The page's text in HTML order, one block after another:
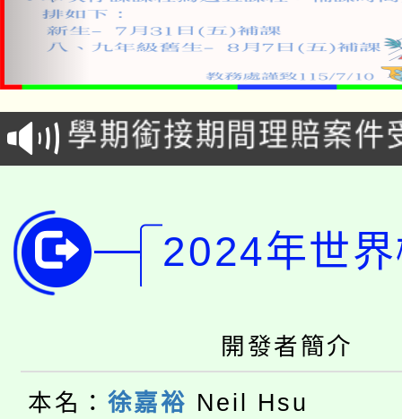
115年食農教育專業人
程
學期銜接期間理賠案件
學籍身 分審查程序及
版
淨零綠領人才培育課程
公告本校115學年度第
代理(課)教師甄選結果(
「2026金融保險知識
生本土語及新住民語歌
公告本校115學年度第
代理(課)教師甄選結果(
公告本校115學年度第
2024年世
開發者簡介
本名： 徐嘉裕 Neil Hsu